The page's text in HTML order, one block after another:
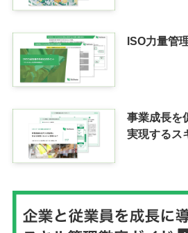
ISO力量管
事業成長を
実現するス